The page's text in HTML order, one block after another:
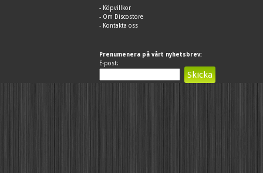
- Köpvillkor
- Om Discostore
- Kontakta oss
Prenumenera på vårt nyhetsbrev:
E-post: